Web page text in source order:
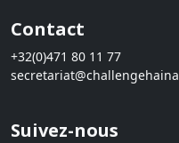
Contact
+32(0)471 80 11 77
Suivez-nous